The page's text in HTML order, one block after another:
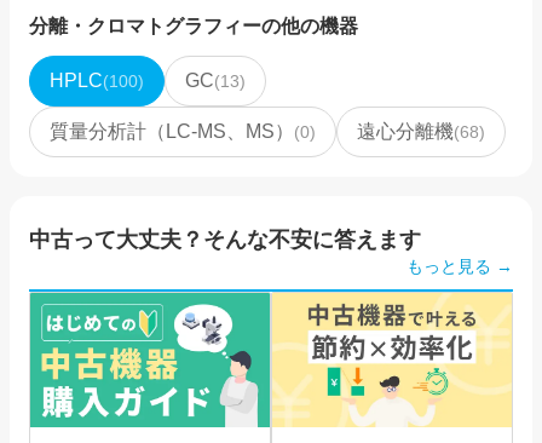
分離・クロマトグラフィーの他の機器
HPLC(100) GC(13)
質量分析計（LC-MS、MS） (0) 遠心分離機(68)
中古って大丈夫？そんな不安に答えます
もっと見る →